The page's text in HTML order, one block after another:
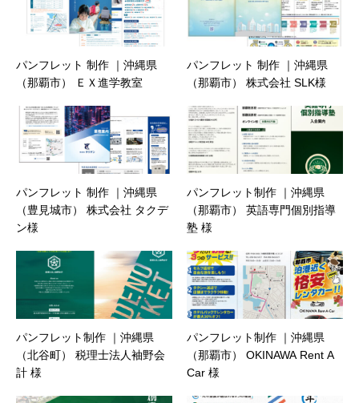
パンフレット 制作 ｜沖縄県
（那覇市） ＥＸ進学教室
パンフレット 制作 ｜沖縄県
（那覇市） 株式会社 SLK様
パンフレット 制作 ｜沖縄県
（豊見城市） 株式会社 タクデ
ン様
パンフレット制作 ｜沖縄県
（那覇市） 英語専門個別指導
塾 様
パンフレット制作 ｜沖縄県
（北谷町） 税理士法人袖野会
計 様
パンフレット制作 ｜沖縄県
（那覇市） OKINAWA Rent A
Car 様